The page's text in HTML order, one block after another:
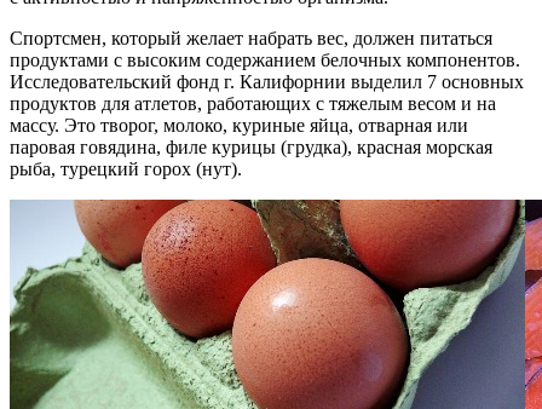
Спортсмен, который желает набрать вес, должен питаться
продуктами с высоким содержанием белочных компонентов.
Исследовательский фонд г. Калифорнии выделил 7 основных
продуктов для атлетов, работающих с тяжелым весом и на
массу. Это творог, молоко, куриные яйца, отварная или
паровая говядина, филе курицы (грудка), красная морская
рыба, турецкий горох (нут).